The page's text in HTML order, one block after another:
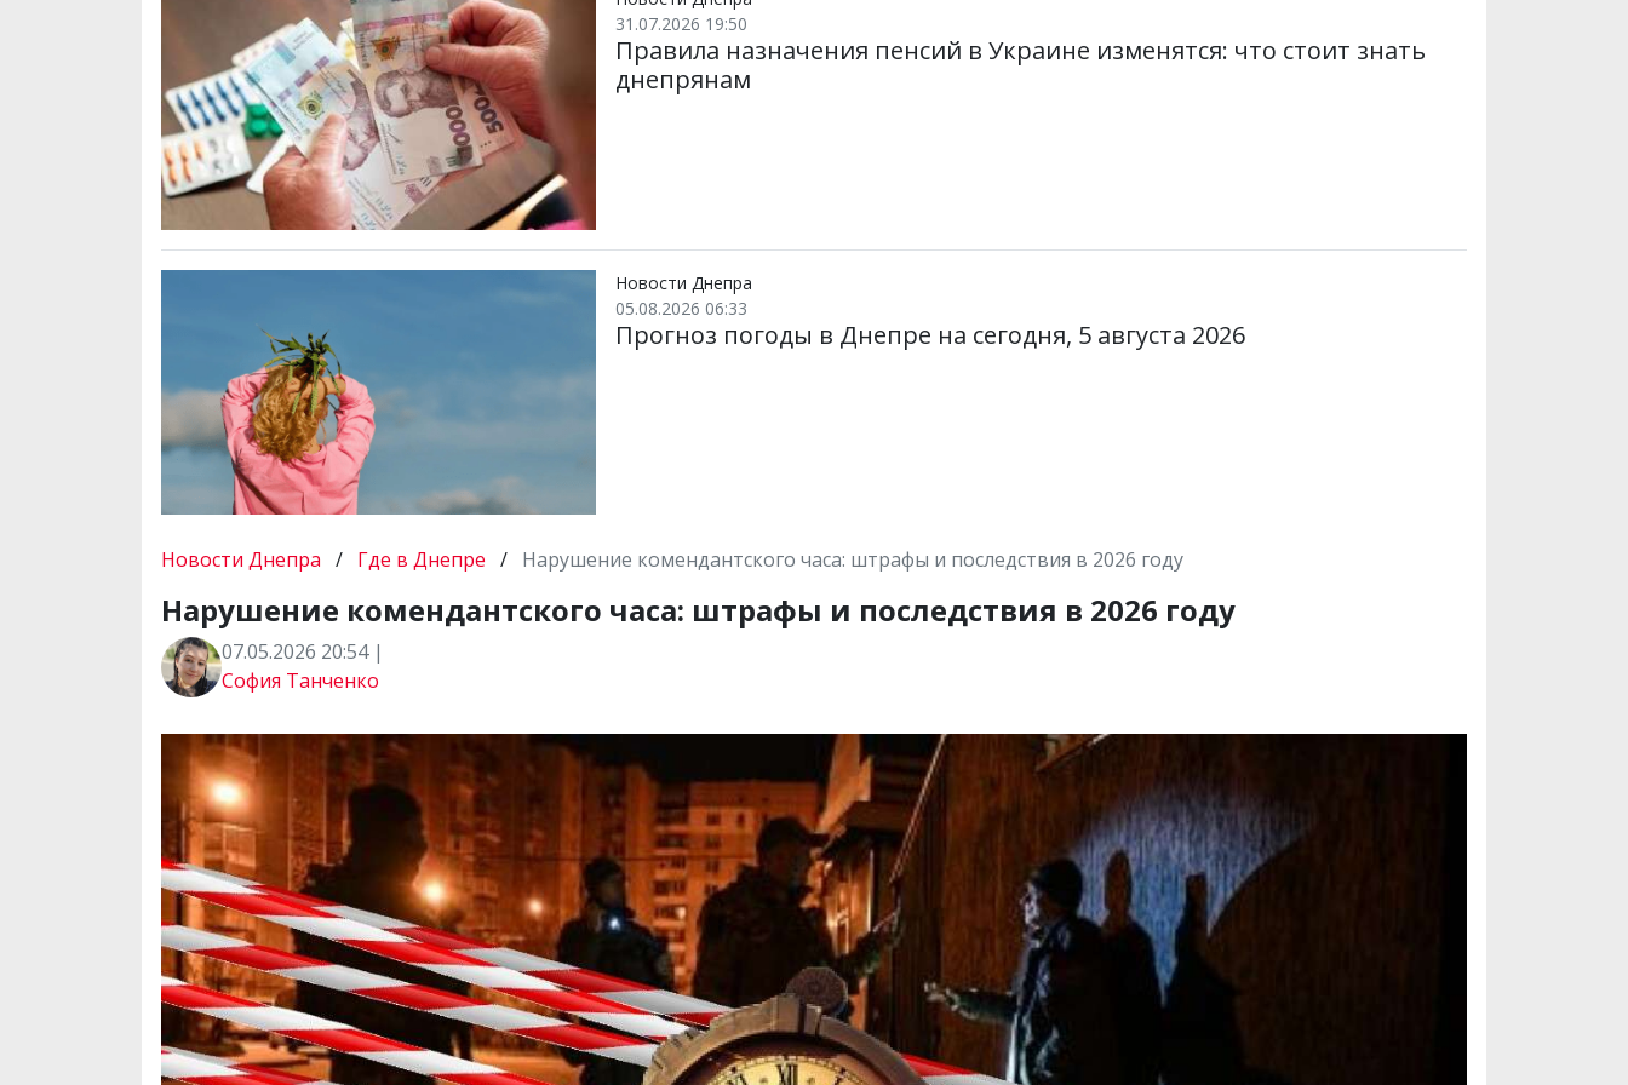
31.07.2026 19:50
Правила назначения пенсий в Украине изменятся: что стоит знать
днепрянам
Новости Днепра
05.08.2026 06:33
Прогноз погоды в Днепре на сегодня, 5 августа 2026
Новости Днепра / Где в Днепре / Нарушение комендантского часа: штрафы и последствия в 2026 году
Нарушение комендантского часа: штрафы и последствия в 2026 году
07.05.2026 20:54 |
София Танченко